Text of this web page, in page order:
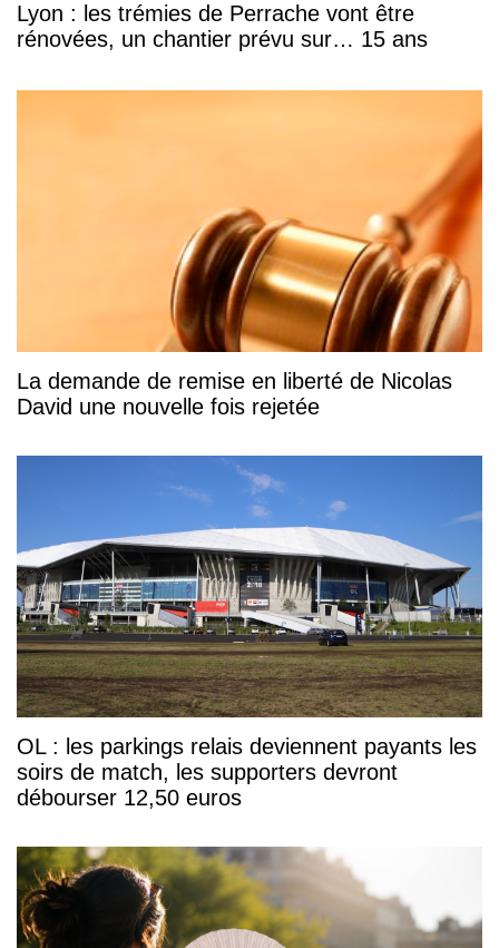
Lyon : les trémies de Perrache vont être
rénovées, un chantier prévu sur… 15 ans
La demande de remise en liberté de Nicolas
David une nouvelle fois rejetée
OL : les parkings relais deviennent payants les
soirs de match, les supporters devront
débourser 12,50 euros